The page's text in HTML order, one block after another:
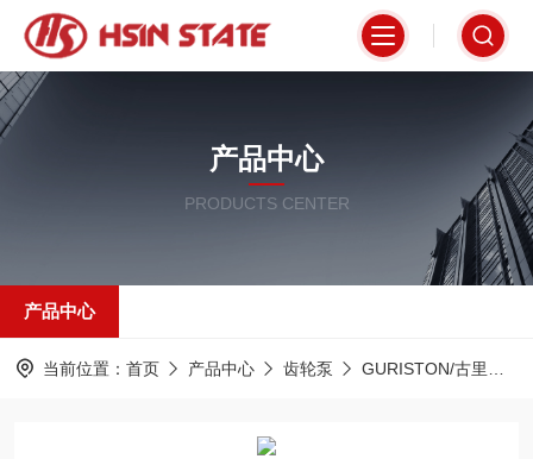
产品中心
PRODUCTS CENTER
产品中心
当前位置： 首页 产品中心 齿轮泵 GURISTON/古里斯顿